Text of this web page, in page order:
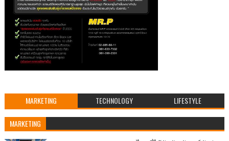
MARKETING TECHNOLOGY LIFESTYLE
MARKETING